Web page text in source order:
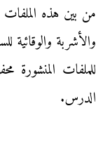
من بين هذه
والأشربة
للملفات
الدرس.